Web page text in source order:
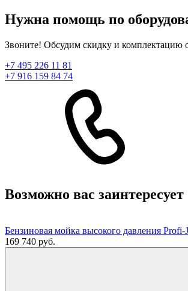
Нужна помощь по
Звоните! Обсудим скидку и комплектацию
+7 495 226 11 81
+7 916 159 84 74
Возможно вас заинтересует
Бензиновая мойка высокого давления Profi-
169 740 руб.